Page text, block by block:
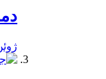
ژوئن 25,